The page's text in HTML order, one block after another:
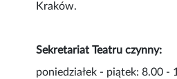
Kraków.
Sekretariat Teatru czynny:
poniedziałek - piątek: 8.00 -